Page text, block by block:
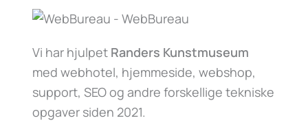
Vi har hjulpet Randers Kunstmuseum
med webhotel, hjemmeside, webshop,
support, SEO og andre forskellige tekniske
opgaver siden 2021.